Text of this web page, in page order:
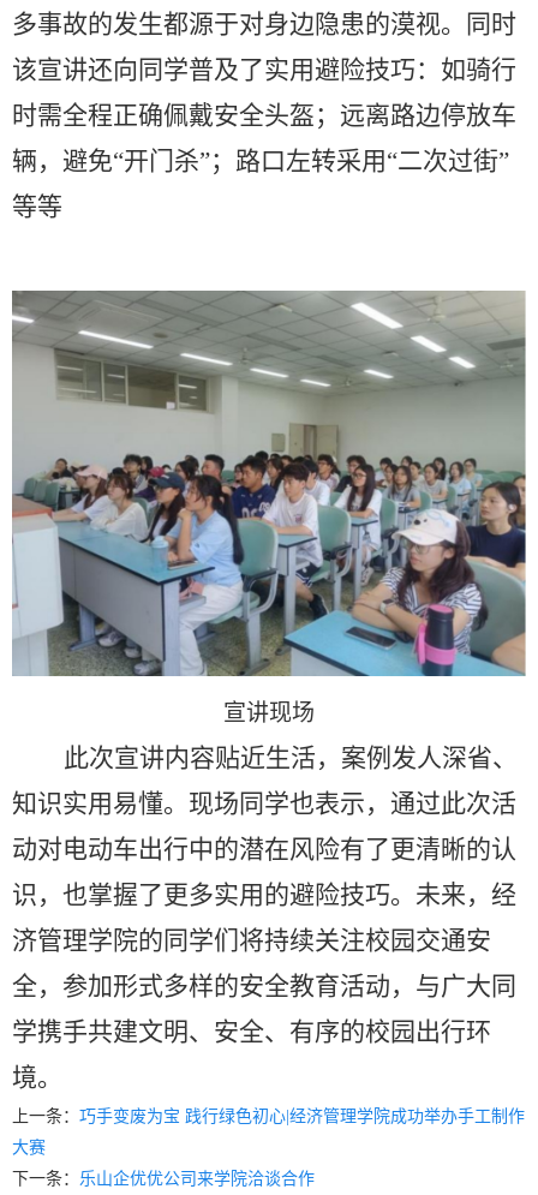
多事故的发生都源于对身边隐患的漠视。同时
该宣讲还向同学普及了实用避险技巧： 如骑行
时需全程正确佩戴安全头盔；远离路边停放车
辆，避免“开门杀”；路口左转采用 “二次过街”
等等
宣讲现场
此次宣讲内容贴近生活，案例发人深省、
知识实用易懂。现场同学也表示，通过此次活
动对电动车出行中的潜在风险有了更清晰的认
识，也掌握了更多实用的避险技巧。未来，经
济管理学院的同学们将持续关注校园交通安
全，参加形式多样的安全教育活动，与广大同
学携手共建文明、安全、有序的校园出行环
境。
上一条： 巧手变废为宝 践行绿色初心|经济管理学院成功举办手工制作
大赛
下一条： 乐山企优优公司来学院洽谈合作